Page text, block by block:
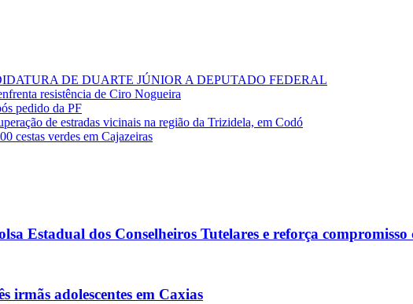
DE DUARTE JÚNIOR A DEPUTADO FEDERAL
resistência de Ciro Nogueira
pedido da PF
de estradas vicinais na região da Trizidela, em Codó
cestas verdes em Cajazeiras
Estadual dos Conselheiros Tutelares e reforça compromisso
irmãs adolescentes em Caxias